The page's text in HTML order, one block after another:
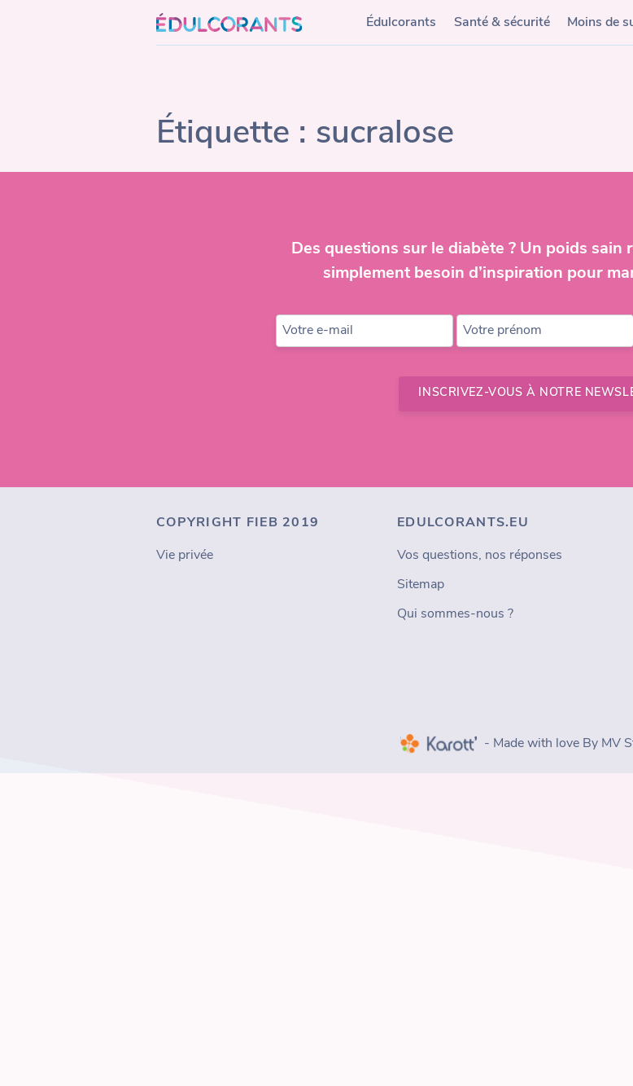
to
content
Édulcorants Santé & sécurité Moins de
Étiquette : sucralose
Des questions sur le diabète ? Un poids sain
simplement besoin d’inspiration pour
Votre e-mail Votre prénom
INSCRIVEZ-VOUS À NOTRE
COPYRIGHT FIEB 2019
Vie privée
EDULCORANTS.EU
Vos questions, nos réponses
Sitemap
Qui sommes-nous ?
- Made with love By MV